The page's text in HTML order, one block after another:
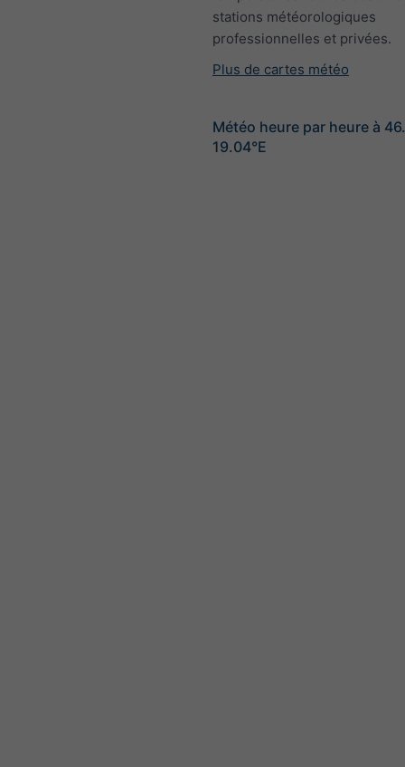
stations météorologiques
professionnelles et privées.
Plus de cartes météo
Météo heure par heure à
19.04°E